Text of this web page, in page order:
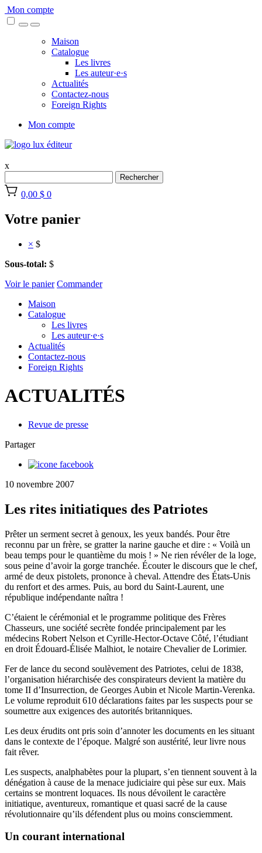
Skip
to
Mon compte
Maison
Catalogue
Les livres
Les auteur·e·s
Actualités
Contactez-nous
Foreign Rights
Mon compte
x
Rechercher
0,00 $ 0
Votre panier
× $
Sous-total: $
Voir le panier Commander
Maison
Catalogue
Les livres
Les auteur·e·s
Actualités
Contactez-nous
Foreign Rights
ACTUALITÉS
Revue de presse
Partager
10 novembre 2007
Les rites initiatiques des Patriotes
Prêter un serment secret à genoux, les yeux bandés. Pour être
reconnu par un frère, se gratter la narine gauche et dire : « Voilà un
beau temps pour le quantième du mois ! » Ne rien révéler de la loge,
sous peine d’avoir la gorge tranchée. Écouter le discours que le chef,
armé de deux pistolets, prononce à cheval. Attendre des États-Unis
du renfort et des armes. Puis, au bord du Saint-Laurent, une
république indépendante naîtra !
C’étaient le cérémonial et le programme politique des Frères
Chasseurs, une société secrète fondée principalement par les
médecins Robert Nelson et Cyrille-Hector-Octave Côté, l’étudiant
en droit Édouard-Élisée Malhiot, le notaire Chevalier de Lorimier.
Fer de lance du second soulèvement des Patriotes, celui de 1838,
l’organisation hiérarchisée des conspirateurs devient la matière du
tome II d’Insurrection, de Georges Aubin et Nicole Martin-Verenka.
Le volume reproduit 610 déclarations faites par les suspects pour se
soumettre aux exigences des autorités britanniques.
Les deux érudits ont pris soin d’annoter les documents en les situant
dans le contexte de l’époque. Malgré son austérité, leur livre nous
fait rêver.
Les suspects, analphabètes pour la plupart, s’en tiennent souvent à la
dénégation à cause de la menace judiciaire qui pèse sur eux. Mais
certains se montrent loquaces. Ils nous dévoilent le caractère
initiatique, aventureux, romantique et quasi sacré de la cause
révolutionnaire qu’ils défendent plus ou moins consciemment.
Un courant international